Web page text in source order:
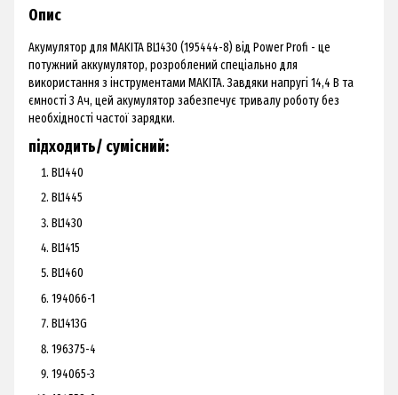
Опис
Акумулятор для MAKITA BL1430 (195444-8) від Power Profi - це
потужний аккумулятор, розроблений спеціально для
використання з інструментами MAKITA. Завдяки напругі 14,4 В та
ємності 3 Ач, цей акумулятор забезпечує тривалу роботу без
необхідності частої зарядки.
підходить/ сумісний:
BL1440
BL1445
BL1430
BL1415
BL1460
194066-1
BL1413G
196375-4
194065-3